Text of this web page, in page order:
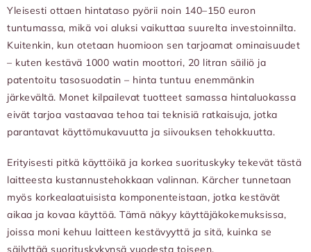
Yleisesti ottaen hintataso pyörii noin 140–150 euron
tuntumassa, mikä voi aluksi vaikuttaa suurelta investoinnilta.
Kuitenkin, kun otetaan huomioon sen tarjoamat ominaisuudet
– kuten kestävä 1000 watin moottori, 20 litran säiliö ja
patentoitu tasosuodatin – hinta tuntuu enemmänkin
järkevältä. Monet kilpailevat tuotteet samassa hintaluokassa
eivät tarjoa vastaavaa tehoa tai teknisiä ratkaisuja, jotka
parantavat käyttömukavuutta ja siivouksen tehokkuutta.
Erityisesti pitkä käyttöikä ja korkea suorituskyky tekevät tästä
laitteesta kustannustehokkaan valinnan. Kärcher tunnetaan
myös korkealaatuisista komponenteistaan, jotka kestävät
aikaa ja kovaa käyttöä. Tämä näkyy käyttäjäkokemuksissa,
joissa moni kehuu laitteen kestävyyttä ja sitä, kuinka se
säilyttää suorituskykynsä vuodesta toiseen.